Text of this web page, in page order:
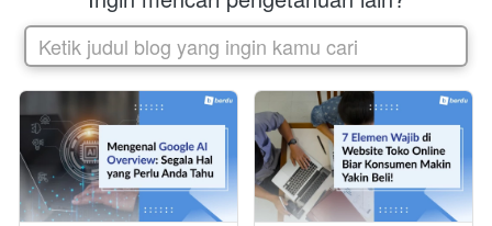
Ketik judul blog yang ingin kamu cari